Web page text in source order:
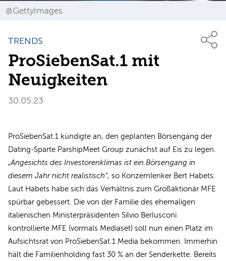
@GettyImages
TRENDS
ProSiebenSat.1 mit
Neuigkeiten
30.05.23
ProSiebenSat.1 kündigte an, den geplanten Börsengang der
Dating-Sparte ParshipMeet Group zunächst auf Eis zu legen.
„Angesichts des Investorenklimas ist ein Börsengang in
diesem Jahr nicht realistisch“, so Konzernlenker Bert Habets.
Laut Habets habe sich das Verhältnis zum Großaktionär MFE
spürbar gebessert. Die von der Familie des ehemaligen
italienischen Ministerpräsidenten Silvio Berlusconi
kontrollierte MFE (vormals Mediaset) soll nun einen Platz im
Aufsichtsrat von ProSiebenSat.1 Media bekommen. Immerhin
hält die Familienholding fast 30 % an der Senderkette. Bereits